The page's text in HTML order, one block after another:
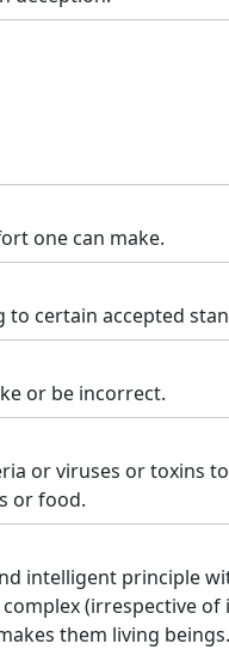
one can make.
to certain accepted
or be incorrect.
or viruses or toxins
or food.
intelligent principle
(irrespective of
them living beings.